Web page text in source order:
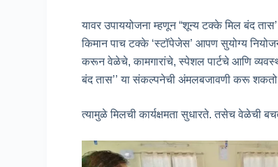
यावर उपाययोजना म्हणून “शून्य टक्के मिल बंद
किमान पाच टक्के ‘स्टॉपेजेस’ आपण सुयोग्य
करून वेळेचे, कामगारांचे, स्पेशल पार्टचे आणि
बंद तास’’ या संकल्पनेची अंमलबजावणी करू
त्यामुळे मिलची कार्यक्षमता सुधारते. तसेच वेळेची